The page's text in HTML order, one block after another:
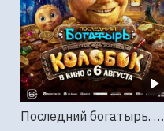
Последний богатырь. Колобок